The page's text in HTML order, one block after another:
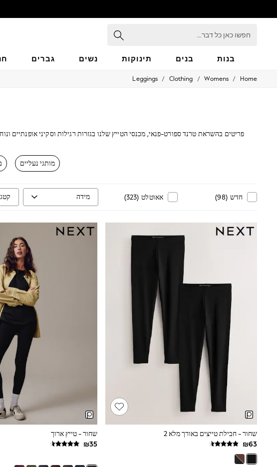
כאן
בנות בנים תינוקות נשים גברים
GIRLS
140 - 174cm
152 - 164cm
Dresses
Knitwear
Loungewear
Nightwear & Pyjamas
Pants & Leggings
Occasion & Party
Sets & Outfits
Shirts & Blouses
Shorts & Skirts
Sportswear
Sweatshirts & Hoodies
Swimwear
Tops & T-shirts
Tracksuits
The Pink Edit
Fruit Prints
Holiday Shop
Flower Girl & Bridesmaid Outfits
Toy Story
THE SET
Shop All Footwear
Sandals & Clogs
Baby & Toddler
Boots
Half Sizes
School Shoes
Home
/
Womens
/
Clothing
/
Leggings
פריטים בהשראת טרנד ספורט-פנאי, מכנסי הטייץ שלנו בגזרות רגילות וסקיני
סט חולצהמותגי נעליים
חדש (
98
) אאוטלט (
323
) מידה
שחור - חבילת טייצים באורך מלא 2
שחור - טייץ ארוך